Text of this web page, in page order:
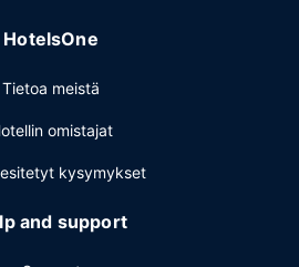
HotelsOne
Tietoa meistä
omistajat
kysymykset
and support